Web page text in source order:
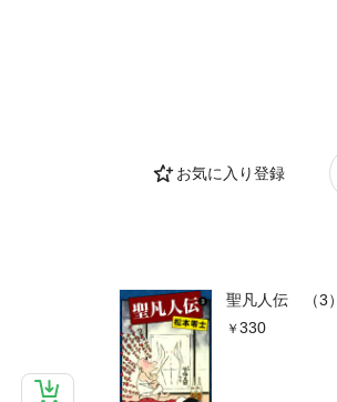
お気に入り登録
聖凡人伝 （3）
330